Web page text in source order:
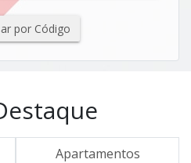
por Código
Apartamentos